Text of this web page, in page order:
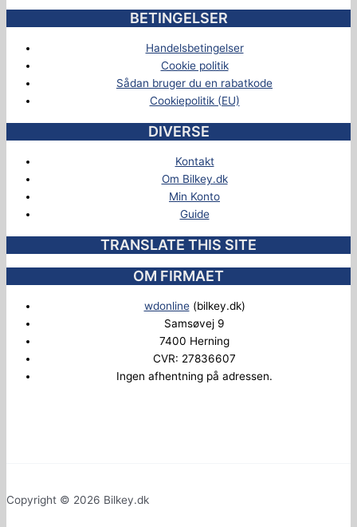
BETINGELSER
Handelsbetingelser
Cookie politik
Sådan bruger du en rabatkode
Cookiepolitik (EU)
DIVERSE
Kontakt
Om Bilkey.dk
Min Konto
Guide
TRANSLATE THIS SITE
OM FIRMAET
wdonline(bilkey.dk)
Samsøvej 9
7400 Herning
CVR: 27836607
Ingen afhentning på adressen.
Copyright © 2026 Bilkey.dk